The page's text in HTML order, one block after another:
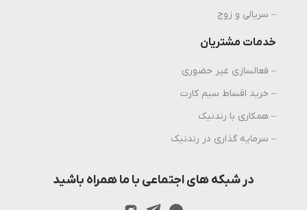
– سریالی و زوج
خدمات مشتریان
– فعالسازی غیر حضوری
– خرید اقساط سیم کارت
– همکاری با رندنیک
– سرمایه گذاری در رندنیک
در شبکه های اجتماعی با ما همراه باشید